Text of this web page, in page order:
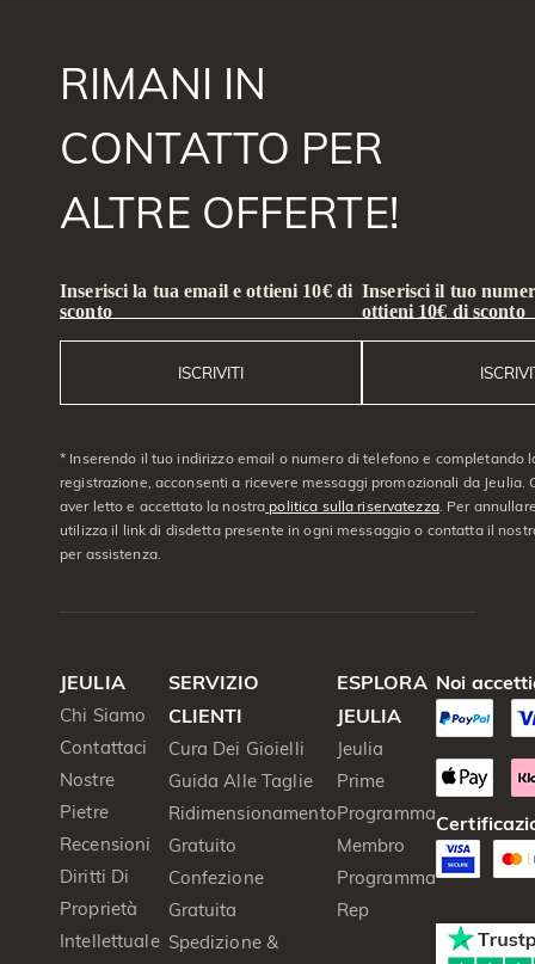
RIMANI IN
CONTATTO PER
ALTRE OFFERTE!
Inserisci la tua email e ottieni 10€ di
sconto
ISCRIVITI
Inserisci il tuo
ottieni 10€ di sconto
* Inserendo il tuo indirizzo email o numero di telefono e completando
registrazione, acconsenti a ricevere messaggi promozionali da Jeulia.
aver letto e accettato la nostra politica sulla riservatezza. Per
utilizza il link di disdetta presente in ogni messaggio o contatta il
per assistenza.
JEULIA
Chi Siamo
Contattaci
Nostre
Pietre
Recensioni
Diritti Di
Proprietà
Intellettuale
SERVIZIO
CLIENTI
Cura Dei Gioielli
Guida Alle Taglie
Ridimensionamento
Gratuito
Confezione
Gratuita
Spedizione &
ESPLORA
JEULIA
Jeulia
Prime
Programma
Membro
Programma
Rep
Noi